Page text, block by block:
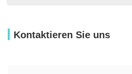
Kontaktieren Sie uns